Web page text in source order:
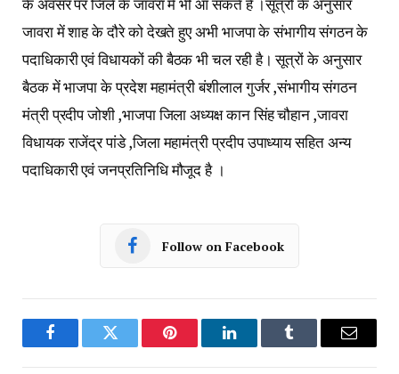
जावरा में शाह के दौरे को देखते हुए अभी भाजपा के संभागीय संगठन के
पदाधिकारी एवं विधायकों की बैठक भी चल रही है। सूत्रों के अनुसार
बैठक में भाजपा के प्रदेश महामंत्री बंशीलाल गुर्जर ,संभागीय संगठन
मंत्री प्रदीप जोशी ,भाजपा जिला अध्यक्ष कान सिंह चौहान ,जावरा
विधायक राजेंद्र पांडे ,जिला महामंत्री प्रदीप उपाध्याय सहित अन्य
पदाधिकारी एवं जनप्रतिनिधि मौजूद है ।
Follow on Facebook
FacebookTwitter Pinterest LinkedInTumblr Email